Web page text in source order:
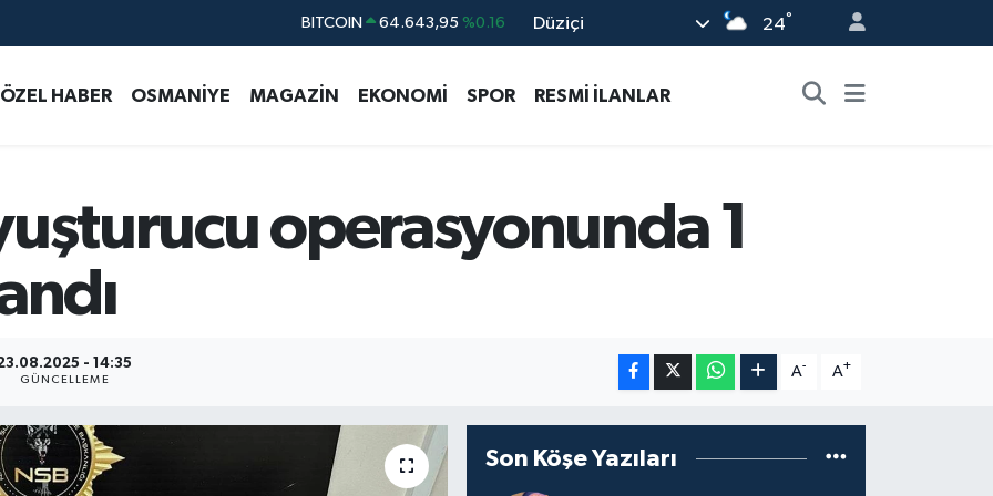
Düziçi 24°
ÖZEL HABER OSMANİYE MAGAZİN EKONOMİ SPOR RESMİ İLANLAR
operasyonunda 1
- 14:35
GÜNCELLEME
A- A+
Son Köşe Yazıları